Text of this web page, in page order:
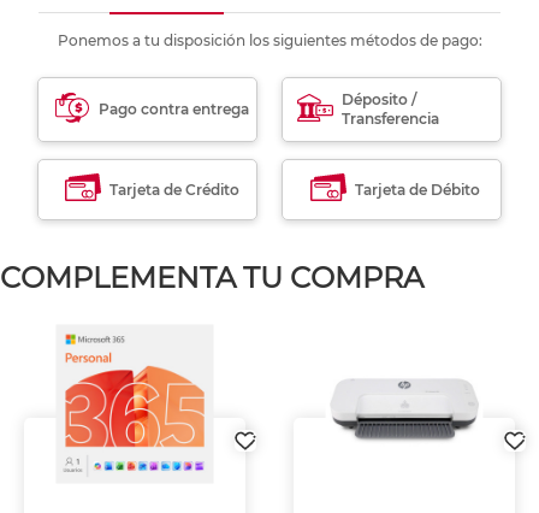
Ponemos a tu disposición los siguientes métodos de pago:
Pago contra entrega
Déposito /
Transferencia
Tarjeta de Crédito Tarjeta de Débito
COMPLEMENTA TU COMPRA